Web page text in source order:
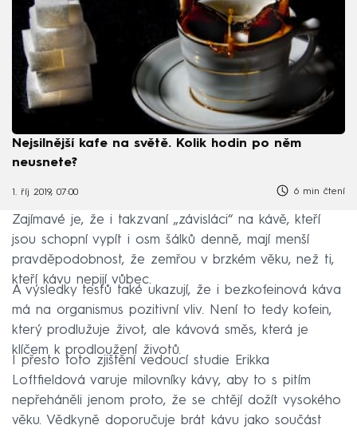
Nejsilnější kafe na světě. Kolik hodin po něm
neusnete?
1. říj 2019, 07:00 6 min čtení
Zajímavé je, že i takzvaní „závisláci“ na kávě, kteří
jsou schopní vypít i osm šálků denně, mají menší
pravděpodobnost, že zemřou v brzkém věku, než ti,
kteří kávu nepijí vůbec.
A výsledky testů také ukazují, že i bezkofeinová káva
má na organismus pozitivní vliv. Není to tedy kofein,
který prodlužuje život, ale kávová směs, která je
klíčem k prodloužení životů.
I přesto toto zjištění vedoucí studie Erikka
Loftfieldová varuje milovníky kávy, aby to s pitím
nepřeháněli jenom proto, že se chtějí dožít vysokého
věku. Vědkyně doporučuje brát kávu jako součást